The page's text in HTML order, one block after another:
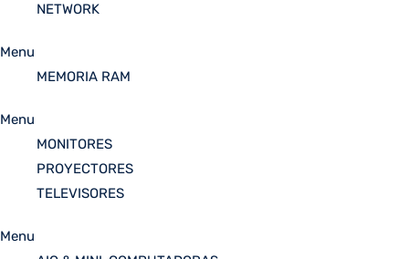
NETWORK
Menu
MEMORIA RAM
Menu
MONITORES
PROYECTORES
TELEVISORES
Menu